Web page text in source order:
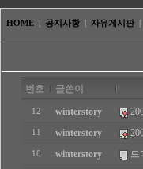
HOME 공지사항 자유게시판
번호 글쓴이
12 winterstory
11 winterstory
10 winterstory 드